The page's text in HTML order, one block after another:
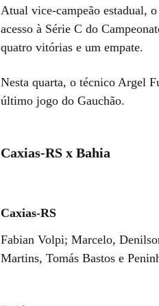
Atual vice-campeão estadual,
acesso à Série C do
quatro vitórias e um empate.
Nesta quarta, o técnico Argel
último jogo do Gauchão.
Caxias-RS x Bahia
Caxias-RS
Fabian Volpi; Marcelo,
Martins, Tomás Bastos e